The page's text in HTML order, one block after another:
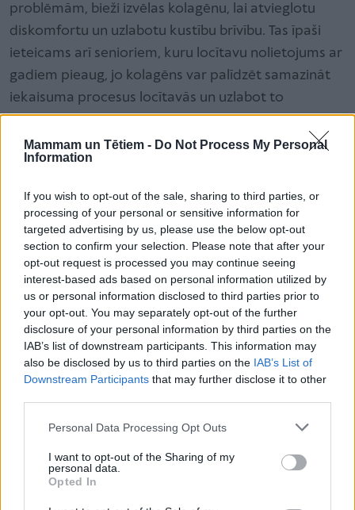
Mammam un Tētiem - Do Not Process My Personal
Information
If you wish to opt-out of the sale, sharing to third parties, or
processing of your personal or sensitive information for
targeted advertising by us, please use the below opt-out
section to confirm your selection. Please note that after your
opt-out request is processed you may continue seeing
interest-based ads based on personal information utilized by
us or personal information disclosed to third parties prior to
your opt-out. You may separately opt-out of the further
disclosure of your personal information by third parties on the
IAB’s list of downstream participants. This information may
also be disclosed by us to third parties on the IAB’s List of
Downstream Participants that may further disclose it to other
Personal Data Processing Opt Outs
I want to opt-out of the Sharing of my
personal data.
Opted In
problēmām, bieži izvēlas kolagēnu, lai atvieglotu
diskomfortu un uzlabotu kustību brīvību. Tas īpaši
ieteicams arī senioriem, kuru locītavu nolietojums ar
gadiem pieaug, jo kolagēns var palīdzēt samazināt
iekaisuma procesus locītavās un uzlabot to
funkcionalitāti. Regulāra lietošana var aizkavēt
turpmāku skrimšļu bojāšanos un saglabāt locītavu
veselību ilgāku laiku.
Atbalsts muskuļiem un kauliem
Kolagēns palīdzstiprināt muskuļu audus un uzlabot
to struktūru, īpaši pēc fiziskām slodzēm vai
traumām. Tāpat tas ir svarīgs kaulu veselībai, jo
palīdz uzturēt kaulu blīvumu un novērš trauslumu.
Cilvēkiem, kuri dzīvo aktīvu dzīvesveidu vai atgūstas
pēc savainojumiem, kolagēns var būt nozīmīgs
atbalsts atveseļošanās procesā. Tas var arī mazināt
muskuļu stīvumu un veicināt ātrāku muskuļu tonusa
Regulāra kolagēna lietošana var ilgtermiņā